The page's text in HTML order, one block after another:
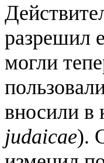
разрешил
могли
вносили в
judaicae).